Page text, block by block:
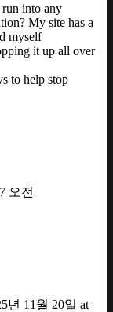
into any
My site has a
myself
it up all over
to help stop
오전
년 11월 20일 at